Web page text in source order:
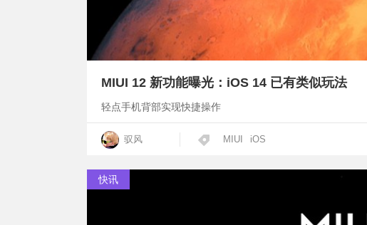
MIUI 12 新功能曝光：iOS 14 已有类似玩法
轻点手机背部实现快捷操作
驭风 MIUI iOS
快讯